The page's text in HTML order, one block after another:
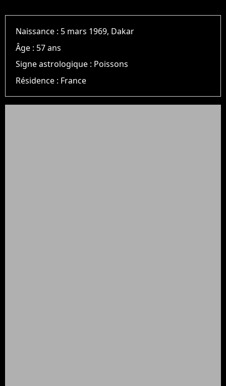
Naissance : 5 mars 1969, Dakar
Âge : 57 ans
Signe astrologique : Poissons
Résidence : France